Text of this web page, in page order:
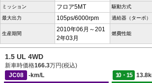
ミッション フロア5MT 駆動方式
最大出力 105ps/6000rpm 過給器（ターボ）
生産期間
2010年06月～201
2年03月
燃費性能
1.5 UL 4WD
新車時価格166.3万円(税込)
JC08
-km/L 10・15